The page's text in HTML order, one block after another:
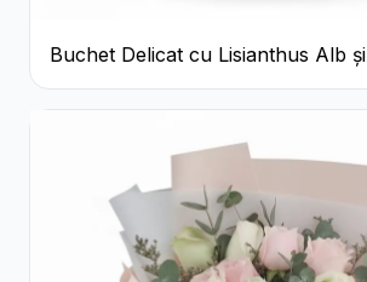
Buchet Delicat cu Lisianthus Alb și
Roz